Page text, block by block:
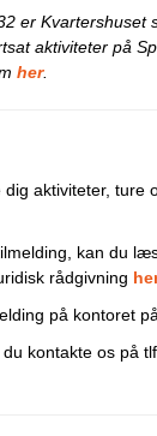
er Kvartershuset
aktiviteter på
her.
aktiviteter, ture
kan du
rådgivning
på kontoret
kontakte os på